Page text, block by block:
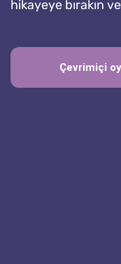
hikayeye bırakın
Çevrimiçi